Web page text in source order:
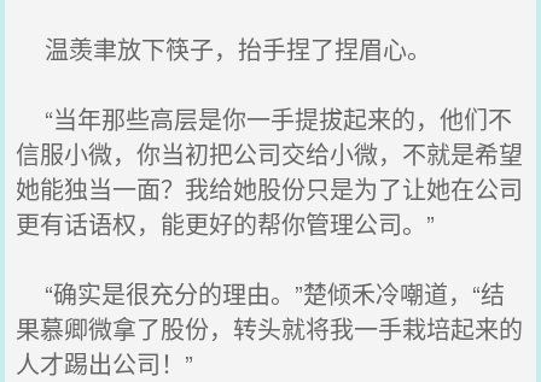
温羡聿放下筷子，抬手捏了捏眉心。
“当年那些高层是你一手提拔起来的，他们不
信服小微，你当初把公司交给小微，不就是希望
她能独当一面？我给她股份只是为了让她在公司
更有话语权，能更好的帮你管理公司。”
“确实是很充分的理由。”楚倾禾冷嘲道，“结
果慕卿微拿了股份，转头就将我一手栽培起来的
人才踢出公司！”